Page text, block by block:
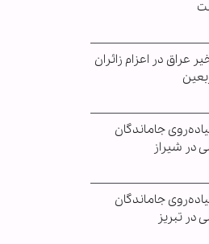
عراق در اعزام زائران
جاماندگان
در شیراز
جاماندگان
در تبریز